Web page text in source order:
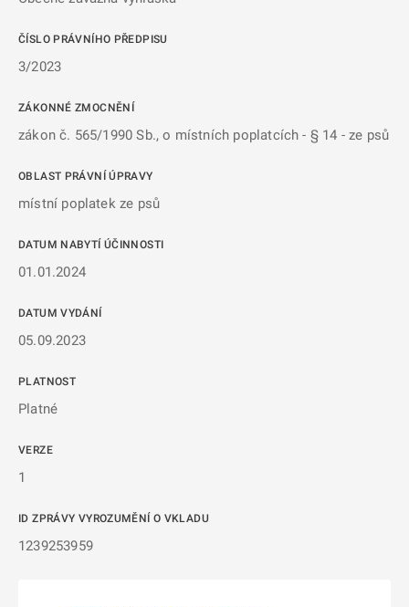
ČÍSLO PRÁVNÍHO PŘEDPISU
3/2023
ZÁKONNÉ ZMOCNĚNÍ
zákon č. 565/1990 Sb., o místních poplatcích - § 14 - ze psů
OBLAST PRÁVNÍ ÚPRAVY
místní poplatek ze psů
DATUM NABYTÍ ÚČINNOSTI
01.01.2024
DATUM VYDÁNÍ
05.09.2023
PLATNOST
Platné
VERZE
1
ID ZPRÁVY VYROZUMĚNÍ O VKLADU
1239253959